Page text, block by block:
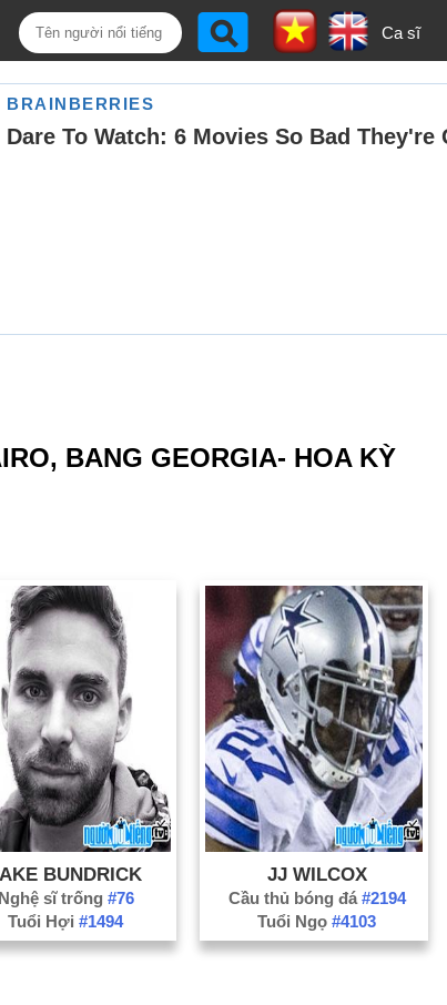
Ca sĩ
BANG GEORGIA- HOA KỲ
BUNDRICK
Nghệ sĩ trống #76
Tuổi Hợi#1494
JJ WILCOX
Cầu thủ bóng đá #2194
Tuổi Ngọ#4103